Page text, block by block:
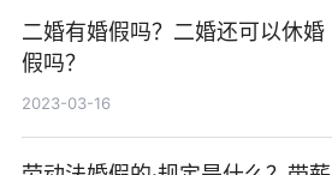
二婚有婚假吗？二婚还可以休婚
假吗？
2023-03-16